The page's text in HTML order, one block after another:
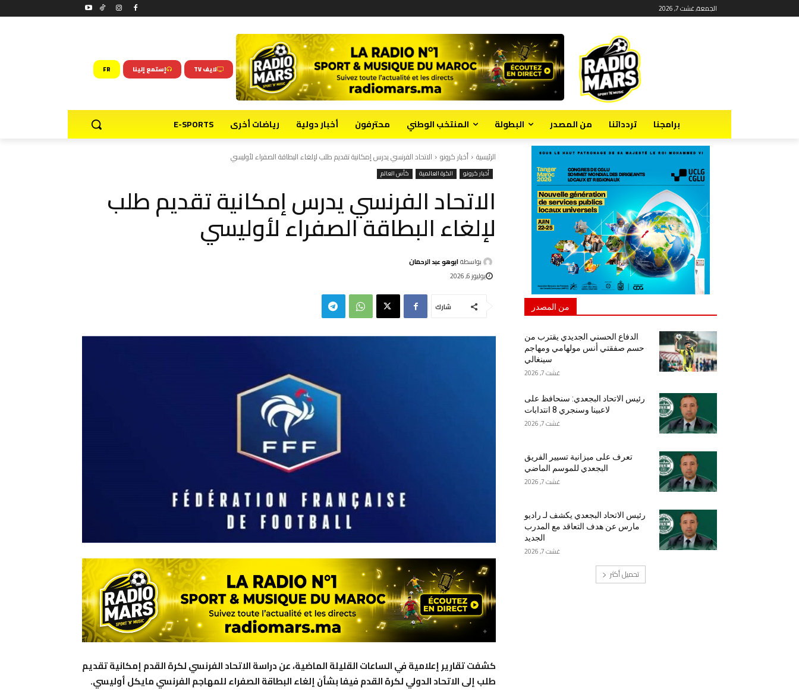
الجمعة, غشت 7, 2026
لايف TV إستمع إلينا FR
برامجنا تردداتنا من المصدر البطولة المنتخب الوطني محترفون أخبار دولية رياضات أخرى E-SPORTS
الرئيسية أخبار كرونو الاتحاد الفرنسي يدرس إمكانية تقديم طلب لإلغاء البطاقة الصفراء لأوليسي
أخبار كرونو الكرة العالمية كأس العالم
الاتحاد الفرنسي يدرس إمكانية تقديم طلب
لإلغاء البطاقة الصفراء لأوليسي
بواسطةابوهو عبد الرحمان
يوليوز 6, 2026
شارك
كشفت تقارير إعلامية في الساعات القليلة الماضية، عن دراسة الاتحاد الفرنسي لكرة القدم إمكانية تقديم
طلب إلى الاتحاد الدولي لكرة القدم فيفا بشأن إلغاء البطاقة الصفراء للمهاجم الفرنسي مايكل أوليسي.
من المصدر
الدفاع الحسني الجديدي يقترب من
حسم صفقتي أنس مولهامي ومهاجم
سينغالي
غشت 7, 2026
رئيس الاتحاد البجعدي: سنحافظ على
لاعبينا وسنجري 8 انتدابات
غشت 7, 2026
تعرف على ميزانية تسيير الفريق
البجعدي للموسم الماضي
غشت 7, 2026
رئيس الاتحاد البجعدي يكشف لـ راديو
مارس عن هدف التعاقد مع المدرب
الجديد
غشت 7, 2026
تحميل أكثر